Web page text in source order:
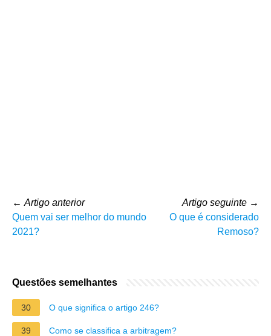
← Artigo anterior
Quem vai ser melhor do mundo
2021?
Artigo seguinte →
O que é considerado
Remoso?
Questões semelhantes
30 O que significa o artigo 246?
39 Como se classifica a arbitragem?